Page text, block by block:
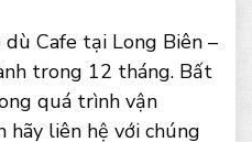
Cafe tại Long Biên –
trong 12 tháng. Bất
quá trình vận
hãy liên hệ với chúng